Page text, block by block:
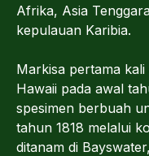
Afrika, Asia
kepulauan Karibia.
Markisa pertama
Hawaii pada awal
spesimen berbuah
tahun 1818 melalui
ditanam di